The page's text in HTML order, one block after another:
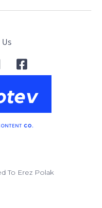
To Erez Polak